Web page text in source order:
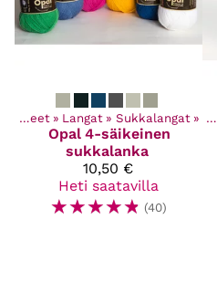
Kaikki tuotteet ‪» Langat ‪» Sukkalangat ‪»
Opal 4-säikeinen
sukkalanka
10,50 €
Heti saatavilla
☆☆☆☆☆ (40)
Kaikki tuotteet ‪» Langat ‪»